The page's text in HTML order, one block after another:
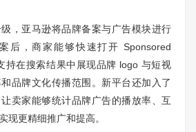
亚马逊将品牌备案与广告模块进行
后，商家能够快速打开 Sponsored
持在搜索结果中展现品牌 logo 与短视
品牌文化传播范围。新平台还加入了
卖家能够统计品牌广告的播放率、互
现更精细推广和提高。